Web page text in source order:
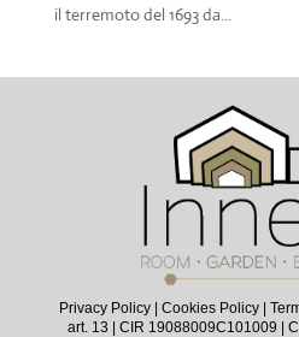
il terremoto del 1693 da...
Privacy Policy| Cookies Policy|
art. 13 | CIR 19088009C101009 |